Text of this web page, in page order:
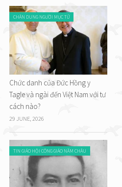
CHÂN DUNG NGƯỜI MỤC TỬ
Chức danh của Đức Hồng y
Tagle và ngài đến Việt Nam với tư
cách nào?
29 JUNE, 2026
TIN GIÁO HỘI CÔNG GIÁO NĂM CHÂU